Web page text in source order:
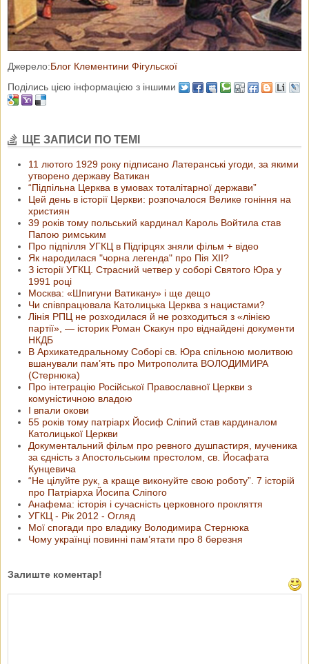
Джерело:Блог Клементини Фігульскої
Поділись цією інформацією з іншими
ЩЕ ЗАПИСИ ПО ТЕМІ
11 лютого 1929 року підписано Латеранські угоди, за якими
утворено державу Ватикан
“Підпільна Церква в умовах тоталітарної держави”
Цей день в історії Церкви: розпочалося Велике гоніння на
християн
39 років тому польський кардинал Кароль Войтила став
Папою римським
Про підпілля УГКЦ в Підгірцях зняли фільм + відео
Як народилася "чорна легенда" про Пія XII?
З історії УГКЦ. Страсний четвер у соборі Святого Юра у
1991 році
Москва: «Шпигуни Ватикану» і ще дещо
Чи співпрацювала Католицька Церква з нацистами?
Лінія РПЦ не розходилася й не розходиться з «лінією
партії», — історик Роман Скакун про віднайдені документи
НКДБ
В Архикатедральному Соборі св. Юра спільною молитвою
вшанували пам’ять про Митрополита ВОЛОДИМИРА
(Стернюка)
Про інтеграцію Російської Православної Церкви з
комуністичною владою
І впали окови
55 років тому патріарх Йосиф Сліпий став кардиналом
Католицької Церкви
Документальний фільм про ревного душпастиря, мученика
за єдність з Апостольським престолом, св. Йосафата
Кунцевича
“Не цілуйте рук, а краще виконуйте свою роботу”. 7 історій
про Патріарха Йосипа Сліпого
Анафема: історія і сучасність церковного прокляття
УГКЦ - Рік 2012 - Огляд
Мої спогади про владику Володимира Стернюка
Чому українці повинні пам’ятати про 8 березня
Залиште коментар!